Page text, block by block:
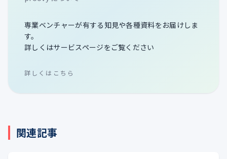
専業ベンチャーが有する知見や各種資料をお届けしま
す。
詳しくはサービスページをご覧ください
詳しくはこちら
関連記事